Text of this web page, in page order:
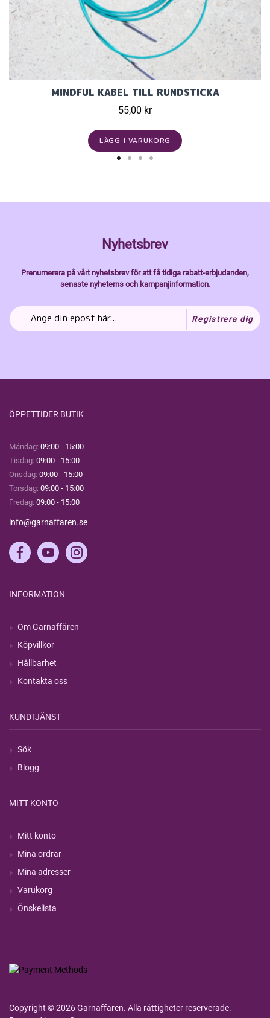
MINDFUL KABEL TILL RUNDSTICKA
55,00 kr
LÄGG I VARUKORG
Nyhetsbrev
Prenumerera på vårt nyhetsbrev för att få tidiga rabatt-erbjudanden,
senaste nyheterns och kampanjinformation.
Registrera dig
ÖPPETTIDER BUTIK
Måndag: 09:00 - 15:00
Tisdag: 09:00 - 15:00
Onsdag: 09:00 - 15:00
Torsdag: 09:00 - 15:00
Fredag: 09:00 - 15:00
info@garnaffaren.se
INFORMATION
Om Garnaffären
Köpvillkor
Hållbarhet
Kontakta oss
KUNDTJÄNST
Sök
Blogg
MITT KONTO
Mitt konto
Mina ordrar
Mina adresser
Varukorg
Önskelista
Copyright © 2026 Garnaffären. Alla rättigheter reserverade.